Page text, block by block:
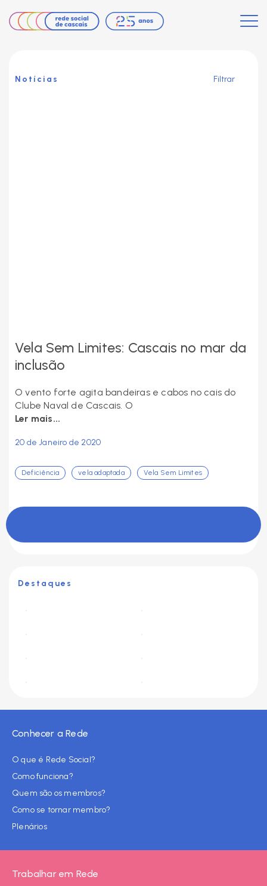
Notícias Filtrar
Vela Sem Limites: Cascais no mar da
inclusão
O vento forte agita bandeiras e cabos no cais do
Clube Naval de Cascais. O
Ler mais...
20 de Janeiro de 2020
Deficiência vela adaptada Vela Sem Limites
Destaques
Conhecer a Rede
O que é Rede Social?
Como funciona?
Quem são os membros?
Como se tornar membro?
Plenários
Trabalhar em Rede